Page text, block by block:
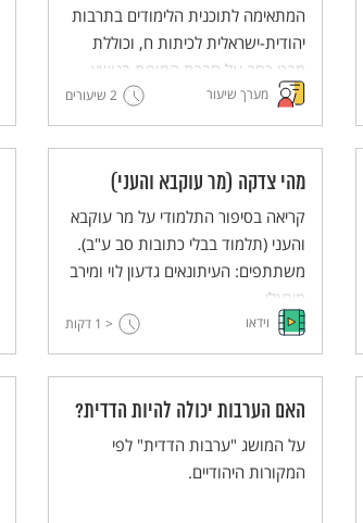
המתאימה לתוכנית הלימודים בתרבות
יהודית-ישראלית לכיתות ח, וכוללת
מבט רחב על חברת המופת בנושא
העוני ושאלת האחריות לטיפול במצב.
מערך שיעור 2 שיעורים
מהי צדקה (מר עוקבא והעני)
קריאה בסיפור התלמודי על מר עוקבא
והעני (תלמוד בבלי כתובות סב ע"ב).
משתתפים: העיתונאים גדעון לוי ומירב
מיכאלי.
וידאו < 1 דקות
האם הערבות יכולה להיות הדדית?
על המושג "ערבות הדדית" לפי
המקורות היהודיים.